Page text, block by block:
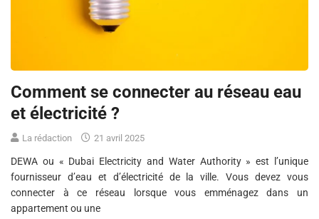
Comment se connecter au réseau eau
et électricité ?
La rédaction 21 avril 2025
DEWA ou « Dubai Electricity and Water Authority » est l’unique
fournisseur d’eau et d’électricité de la ville. Vous devez vous
connecter à ce réseau lorsque vous emménagez dans un
appartement ou une